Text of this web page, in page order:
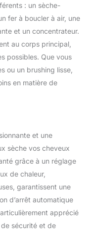
! 【Une mise
soignée sans
cheveux】Le
doté d'un
à ions négatifs
les frisottis
et donne de la
autour
du fer à
créer des
et
et protéger les
de
】➤ 1 : basse
VITESSE
: un sèche-
fer à boucler à air, une
et un concentrateur.
au corps principal,
possibles. Que vous
ou un brushing lisse,
en matière de
et une
sèche vos cheveux
grâce à un réglage
de chaleur,
garantissent une
d’arrêt automatique
apprécié
de sécurité et de